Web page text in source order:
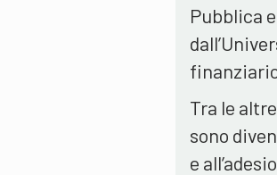
Pubblica
Tra le
sono
e